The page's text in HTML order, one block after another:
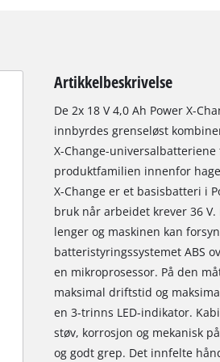
Artikkelbeskrivelse
De 2x 18 V 4,0 Ah Power X-
innbyrdes grenseløst
X-Change-
produktfamilien innenfor
X-Change er et basisbatteri i
bruk når arbeidet krever 36
lenger og maskinen kan
batteristyringssystemet ABS
en mikroprosessor. På den
maksimal driftstid og
en 3-trinns LED-indikator.
støv, korrosjon og mekanisk
og godt grep. Det innfelte